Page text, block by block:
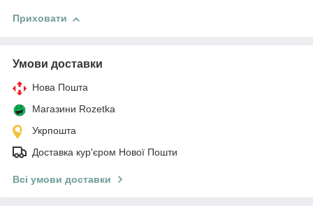
Приховати
Умови доставки
Нова Пошта
Магазини Rozetka
Укрпошта
Доставка кур'єром Нової Пошти
Всі умови доставки